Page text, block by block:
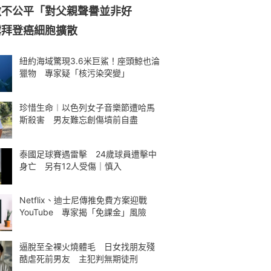
公平「對父親聲譽並非好
登癌細胞擴散
紐約海域驚現3.6米巨鯊！座頭鯨也淪
獵物 專家疑「核污染突變」
珍惜生命︱以色列女子音樂節遭哈馬
斯殺害 男友難忘創傷墳前自盡
泰國足球賽遇雷擊 24歲球員遭擊中
身亡 另有12人受傷｜慎入
Netflix、迪士尼傳推免費方案迎戰
YouTube 專家揭「免課金」風險
逼脫至全裸火燒體毛 日女找朋友殘
酷虐死前男友 主犯判無期徒刑